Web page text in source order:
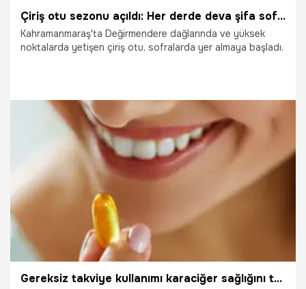
Çiriş otu sezonu açıldı: Her derde deva şifa sofralara geliyor
Kahramanmaraş'ta Değirmendere dağlarında ve yüksek
noktalarda yetişen çiriş otu, sofralarda yer almaya başladı.
Gündem
Gereksiz takviye kullanımı karaciğer sağlığını tehlikeye atıyor!